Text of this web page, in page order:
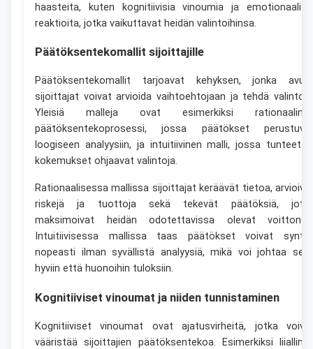
haasteita, kuten kognitiivisia vinoumia ja
reaktioita, jotka vaikuttavat heidän valintoihinsa.
Päätöksentekomallit sijoittajille
Päätöksentekomallit tarjoavat kehyksen, jonka
sijoittajat voivat arvioida vaihtoehtojaan ja tehdä
Yleisiä malleja ovat esimerkiksi
päätöksentekoprosessi, jossa päätökset
loogiseen analyysiin, ja intuitiivinen malli, jossa tunteet
kokemukset ohjaavat valintoja.
Rationaalisessa mallissa sijoittajat keräävät tietoa,
riskejä ja tuottoja sekä tekevät päätöksiä,
maksimoivat heidän odotettavissa olevat
Intuitiivisessa mallissa taas päätökset voivat
nopeasti ilman syvällistä analyysiä, mikä voi johtaa
hyviin että huonoihin tuloksiin.
Kognitiiviset vinoumat ja niiden tunnistaminen
Kognitiiviset vinoumat ovat ajatusvirheitä, jotka
vääristää sijoittajien päätöksentekoa. Esimerkiksi